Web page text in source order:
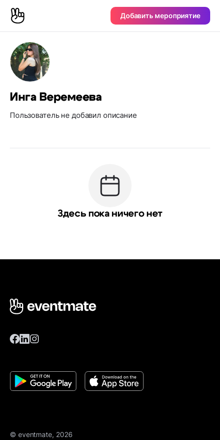
Добавить мероприятие
Инга Веремеева
Пользователь не добавил описание
Здесь пока ничего нет
© eventmate, 2026